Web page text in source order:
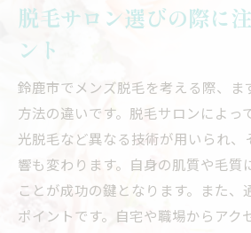
メンズ脱毛が人気の理由
脱毛後の肌ケア方法をマ
鈴鹿市の気候と脱毛の相
メンズ脱毛で得られるラ
化
知っておきたい！メンズ
口コミ活用鈴鹿市の脱毛サロ
脱毛サロン選びの際に
ント
鈴鹿市でメンズ脱毛を考える際、ま
方法の違いです。脱毛サロンによっ
光脱毛など異なる技術が用いられ、
響も変わります。自身の肌質や毛質
ことが成功の鍵となります。また、
ポイントです。自宅や職場からアク